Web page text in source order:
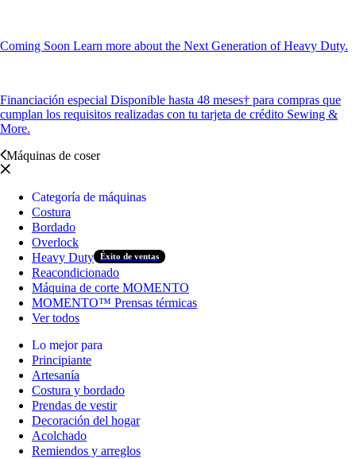
Coming Soon Learn more about the Next Generation of Heavy Duty.
Financiación especial Disponible hasta 48 meses† para compras que
cumplan los requisitos realizadas con tu tarjeta de crédito Sewing &
More.
Máquinas de coser
Categoría de máquinas
Costura
Bordado
Overlock
Heavy Duty
Éxito de ventas
Reacondicionado
Máquina de corte MOMENTO
MOMENTO™ Prensas térmicas
Ver todos
Lo mejor para
Principiante
Artesanía
Costura y bordado
Prendas de vestir
Decoración del hogar
Acolchado
Remiendos y arreglos